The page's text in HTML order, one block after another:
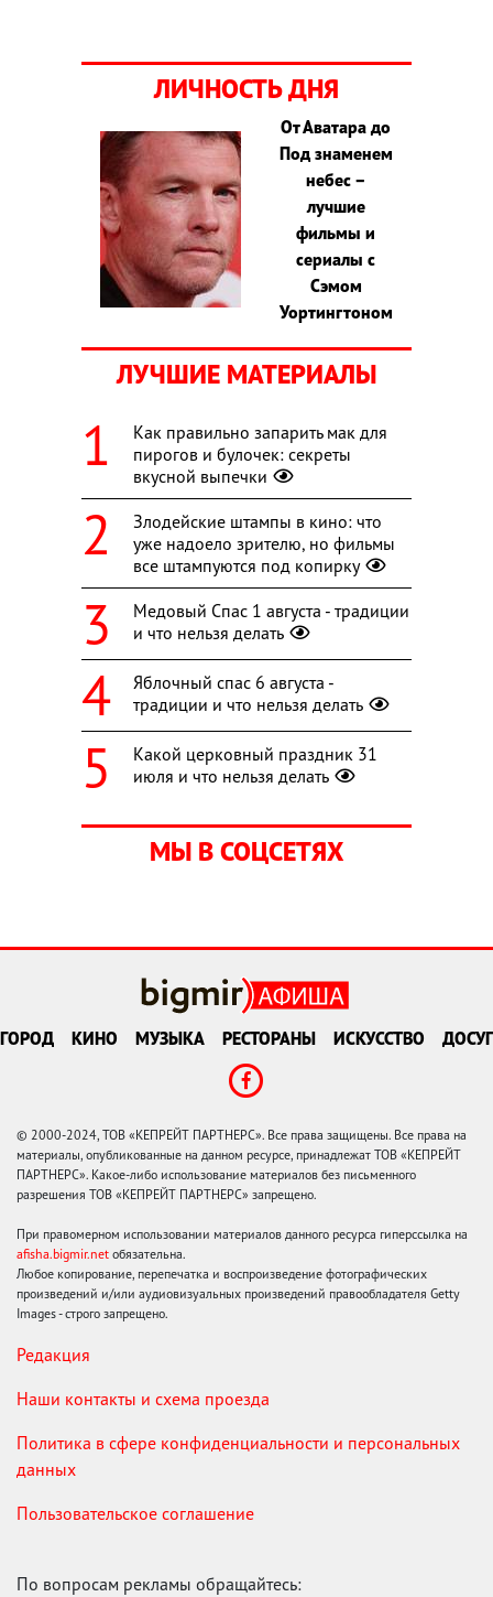
ЛИЧНОСТЬ ДНЯ
От Аватара до
Под знаменем
небес –
лучшие
фильмы и
сериалы с
Сэмом
Уортингтоном
ЛУЧШИЕ МАТЕРИАЛЫ
Как правильно запарить мак для
пирогов и булочек: секреты
вкусной выпечки
Злодейские штампы в кино: что
уже надоело зрителю, но фильмы
все штампуются под копирку
Медовый Спас 1 августа - традиции
и что нельзя делать
Яблочный спас 6 августа -
традиции и что нельзя делать
Какой церковный праздник 31
июля и что нельзя делать
МЫ В СОЦСЕТЯХ
ГОРОД КИНО МУЗЫКА РЕСТОРАНЫ ИСКУССТВО ДОСУГ
© 2000-2024, ТОВ «КЕПРЕЙТ ПАРТНЕРС». Все права защищены. Все права на
материалы, опубликованные на данном ресурсе, принадлежат ТОВ «КЕПРЕЙТ
ПАРТНЕРС». Какое-либо использование материалов без письменного
разрешения ТОВ «КЕПРЕЙТ ПАРТНЕРС» запрещено.
При правомерном использовании материалов данного ресурса гиперссылка на
afisha.bigmir.net обязательна.
Любое копирование, перепечатка и воспроизведение фотографических
произведений и/или аудиовизуальных произведений правообладателя Getty
Images - строго запрещено.
Редакция
Наши контакты и схема проезда
Политика в сфере конфиденциальности и персональных
данных
Пользовательское соглашение
По вопросам рекламы обращайтесь: